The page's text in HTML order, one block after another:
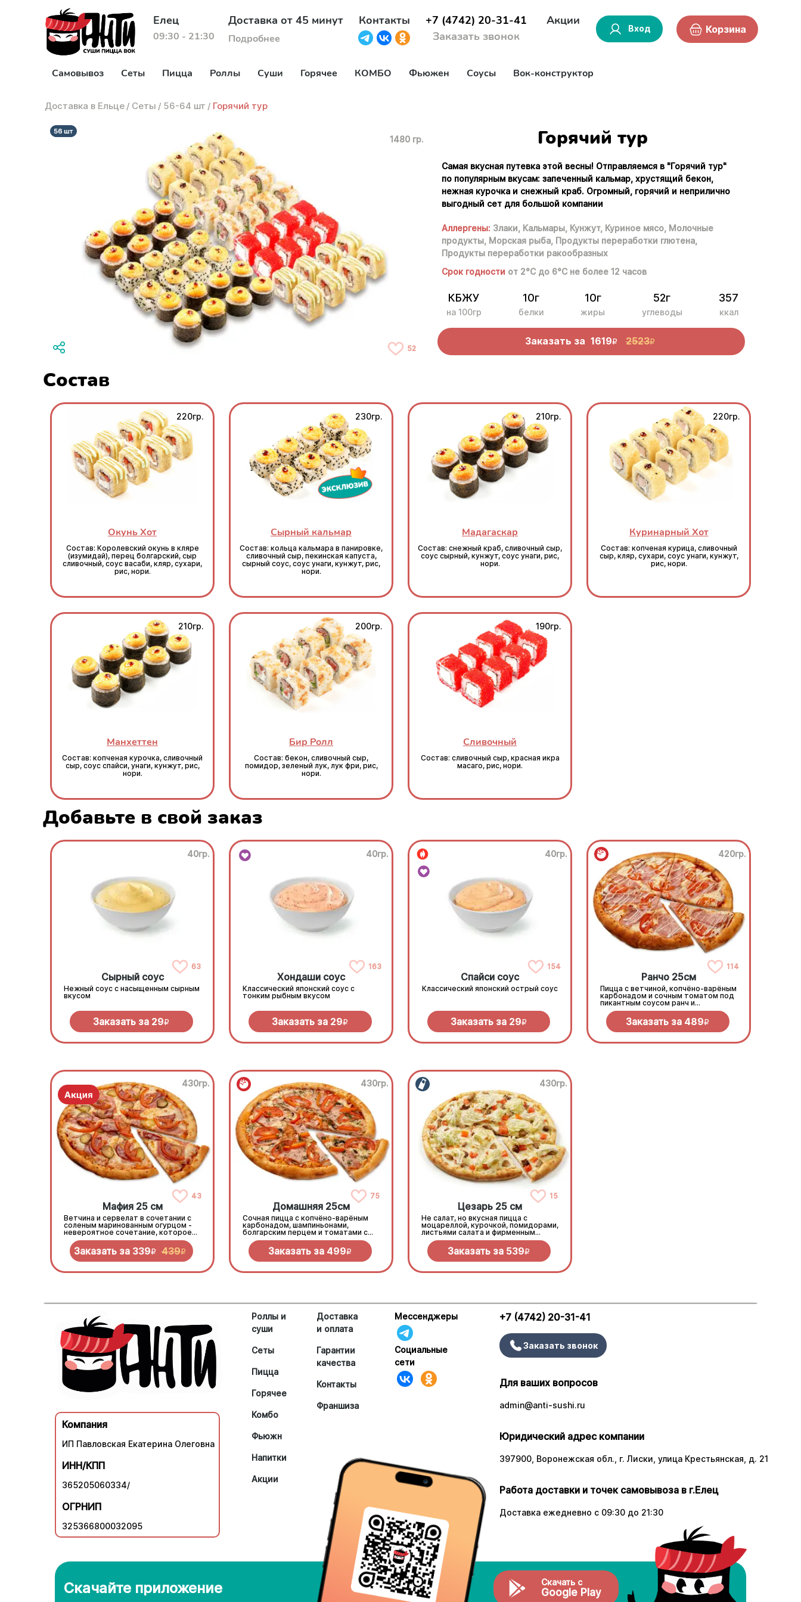
Елец
09:30 - 21:30
Доставка от 45 минут
Подробнее
Контакты
+7 (4742) 20-31-41
Заказать звонок
Акции
Вход Корзина
Самовывоз Сеты Пицца Роллы Суши Горячее КОМБО Фьюжен Соусы Вок-конструктор
Доставка в Ельце / Сеты / 56-64 шт / Горячий тур
1480 гр.
52
Горячий тур
Самая вкусная путевка этой весны! Отправляемся в "Горячий тур"
по популярным вкусам: запеченный кальмар, хрустящий бекон,
нежная курочка и снежный краб. Огромный, горячий и неприлично
выгодный сет для большой компании
Аллергены: Злаки, Кальмары, Кунжут, Куриное мясо, Молочные
продукты, Морская рыба, Продукты переработки глютена,
Продукты переработки ракообразных
Срок годности от 2°С до 6°С не более 12 часов
КБЖУ
на 100гр
10г
белки
10г
жиры
52г
углеводы
357
ккал
Заказать за 1619R 2523R
Состав
220гр.
Окунь Хот
Состав: Королевский окунь в кляре
(изумидай), перец болгарский, сыр
сливочный, соус васаби, кляр, сухари,
рис, нори.
230гр.
Сырный кальмар
Состав: кольца кальмара в панировке,
сливочный сыр, пекинская капуста,
сырный соус, соус унаги, кунжут, рис,
нори.
210гр.
Мадагаскар
Состав: снежный краб, сливочный сыр,
соус сырный, кунжут, соус унаги, рис,
нори.
220гр.
Куринарный Хот
Состав: копченая курица, сливочный
сыр, кляр, сухари, соус унаги, кунжут,
рис, нори.
210гр.
Манхеттен
Состав: копченая курочка, сливочный
сыр, соус спайси, унаги, кунжут, рис,
нори.
200гр.
Бир Ролл
Состав: бекон, сливочный сыр,
помидор, зеленый лук, лук фри, рис,
нори.
190гр.
Сливочный
Состав: сливочный сыр, красная икра
масаго, рис, нори.
Добавьте в свой заказ
40гр.
63
Сырный соус
Нежный соус с насыщенным сырным
вкусом
Заказать за 29R
40гр.
163
Хондаши соус
Классический японский соус с
тонким рыбным вкусом
Заказать за 29R
40гр.
154
Спайси соус
Классический японский острый соус
Заказать за 29R
420гр.
114
Ранчо 25см
Пицца с ветчиной, копчёно-варёным
карбонадом и сочным томатом под
пикантным соусом ранч и
моцареллой
Заказать за 489R
430гр.
43
Мафия 25 см
Ветчина и сервелат в сочетании с
соленым маринованным огурцом -
невероятное сочетание, которое
нужно попробовать!
Заказать за 339R 439R
430гр.
75
Домашняя 25см
Сочная пицца с копчёно-варёным
карбонадом, шампиньонами,
болгарским перцем и томатами с
зеленью под моцареллой
Заказать за 499R
430гр.
15
Цезарь 25 см
Не салат, но вкусная пицца с
моцареллой, курочкой, помидорами,
листьями салата и фирменным
соусом
Заказать за 539R
Компания
ИП Павловская Екатерина Олеговна
ИНН/КПП
365205060334/
ОГРНИП
325366800032095
Роллы и
суши
Сеты
Пицца
Горячее
Комбо
Фьюжн
Напитки
Акции
Доставка
и оплата
Гарантии
качества
Контакты
Франшиза
Мессенджеры
Социальные
сети
+7 (4742) 20-31-41
Заказать звонок
Для ваших вопросов
admin@anti-sushi.ru
Юридический адрес компании
397900, Воронежская обл., г. Лиски, улица Крестьянская, д. 21
Работа доставки и точек самовывоза в г.Елец
Доставка ежедневно с 09:30 до 21:30
Скачайте приложение
Скачать с
Google Play